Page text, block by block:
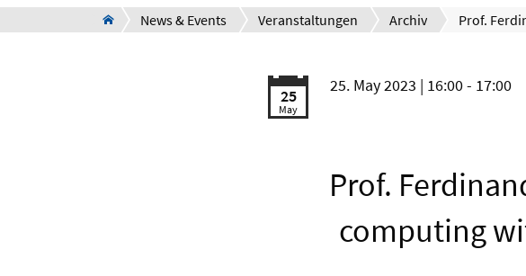
News & Events Veranstaltungen Archiv
25
May
25. May 2023 | 16:00 - 17:00
Prof.
computing